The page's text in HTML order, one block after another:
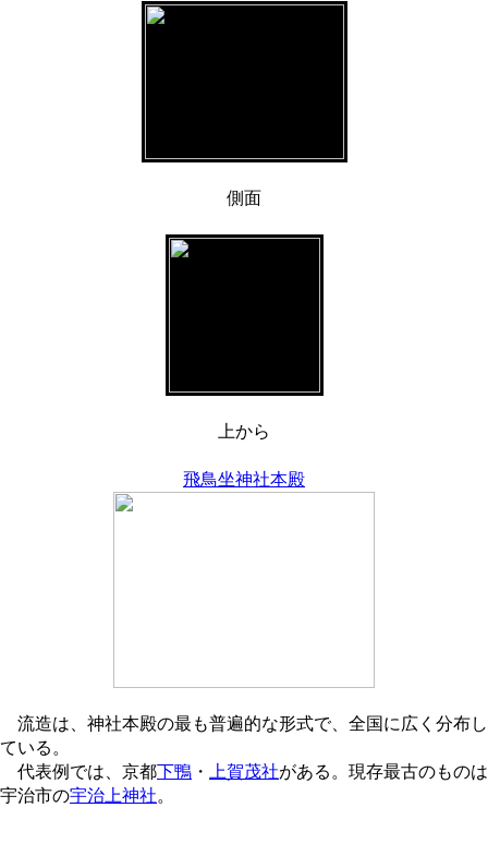
側面
上から
飛鳥坐神社本殿
流造は、神社本殿の最も普遍的な形式で、全国に広く分布し
ている。
代表例では、京都下鴨 ・ 上賀茂社がある。現存最古のものは
宇治市の宇治上神社。